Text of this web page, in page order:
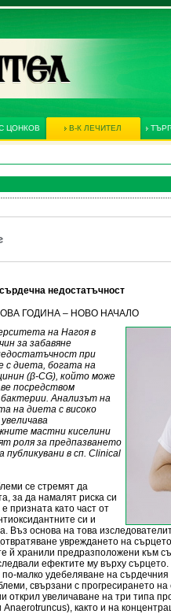
ЦОНКОВ В-К ЛЕЧИТЕЛ
недостатъчност
НОВА ГОДИНА – НОВО НАЧАЛО
на Нагоя в
за забавяне
при
с диета, богата на
(β-CG), който може
посредством
Анализът на
на диета с високо
мастни киселини
роля за предпазването
в сп. Clinical
се стремят да
за да намалят риска си
призната като част от
си и
Въз основа на това
увреждането на
й хранили предразположени към
ефектите му върху
малко удебеляване на
свързани с прогресирането
открил увеличаване на три типа
както и на